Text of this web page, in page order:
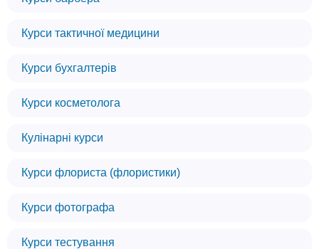
Курси тактичної медицини
Курси бухгалтерів
Курси косметолога
Кулінарні курси
Курси флориста (флористики)
Курси фотографа
Курси тестування